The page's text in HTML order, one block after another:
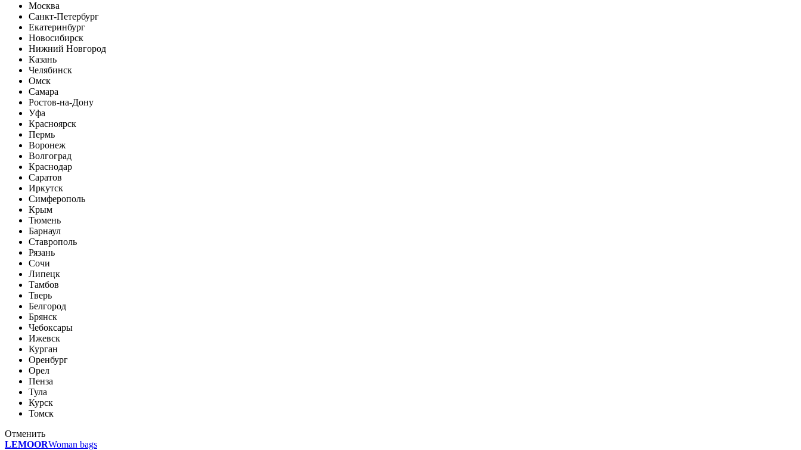
Москва
Санкт-Петербург
Екатеринбург
Новосибирск
Нижний Новгород
Казань
Челябинск
Омск
Самара
Ростов-на-Дону
Уфа
Красноярск
Пермь
Воронеж
Волгоград
Краснодар
Саратов
Иркутск
Симферополь
Крым
Тюмень
Барнаул
Ставрополь
Рязань
Сочи
Липецк
Тамбов
Тверь
Белгород
Брянск
Чебоксары
Ижевск
Курган
Оренбург
Орел
Пенза
Тула
Курск
Томск
Отменить
LEMOORWoman bags